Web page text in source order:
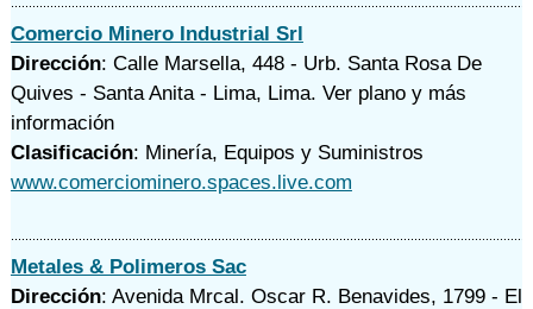
Comercio Minero Industrial Srl
Dirección: Calle Marsella, 448 - Urb. Santa Rosa De
Quives - Santa Anita - Lima, Lima. Ver plano y más
información
Clasificación: Minería, Equipos y Suministros
www.comerciominero.spaces.live.com
Metales & Polimeros Sac
Dirección: Avenida Mrcal. Oscar R. Benavides, 1799 - El